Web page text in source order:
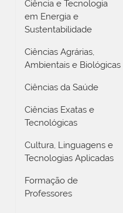
Ciência e Tecnologia
em Energia e
Sustentabilidade
Ciências Agrárias,
Ambientais e Biológicas
Ciências da Saúde
Ciências Exatas e
Tecnológicas
Cultura, Linguagens e
Tecnologias Aplicadas
Formação de
Professores